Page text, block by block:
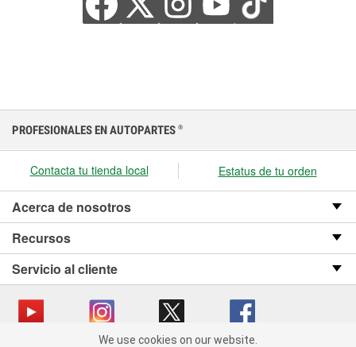
PROFESIONALES EN AUTOPARTES ®
Contacta tu tienda local Estatus de tu orden
Acerca de nosotros
Recursos
Servicio al cliente
We use cookies on our website.